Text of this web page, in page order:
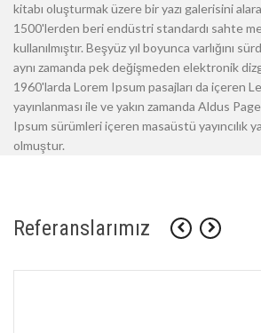
kitabı oluşturmak üzere bir yazı galerisini
1500'lerden beri endüstri standardı sahte
kullanılmıştır. Beşyüz yıl boyunca varlığını
aynı zamanda pek değişmeden elektronik
1960'larda Lorem Ipsum pasajları da içeren
yayınlanması ile ve yakın zamanda Aldus
Ipsum sürümleri içeren masaüstü yayıncılık
olmuştur.
Referanslarımız